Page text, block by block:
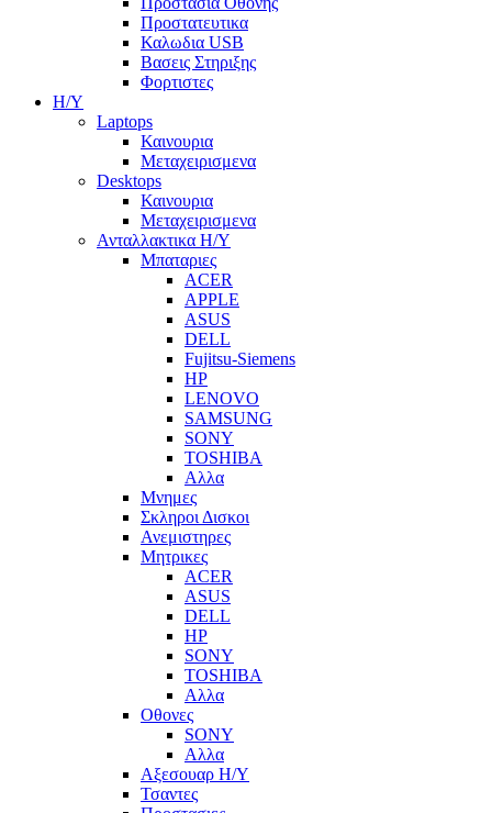
Προστατευτικα
Καλωδια USB
Βασεις Στηριξης
Φορτιστες
Η/Υ
Laptops
Καινουρια
Μεταχειρισμενα
Desktops
Καινουρια
Μεταχειρισμενα
Ανταλλακτικα H/Y
Μπαταριες
ACER
APPLE
ASUS
DELL
Fujitsu-Siemens
HP
LENOVO
SAMSUNG
SONY
TOSHIBA
Αλλα
Μνημες
Σκληροι Δισκοι
Ανεμιστηρες
Μητρικες
ACER
ASUS
DELL
HP
SONY
TOSHIBA
Αλλα
Οθονες
SONY
Αλλα
Αξεσουαρ Η/Υ
Τσαντες